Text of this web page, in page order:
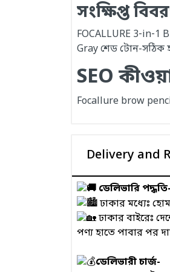
সংক্ষিপ্ত
FOCALLURE 3‑in‑1
Gray শেড টোন-সঠিক
SEO
Focallure brow
Delivery and
ডেলিভারি পদ্ধতি-
ঢাকার মধ্যেঃ
ঢাকার বাইরেঃ
পণ্য হাতে পাবার পর
ডেলিভারী চার্জ-